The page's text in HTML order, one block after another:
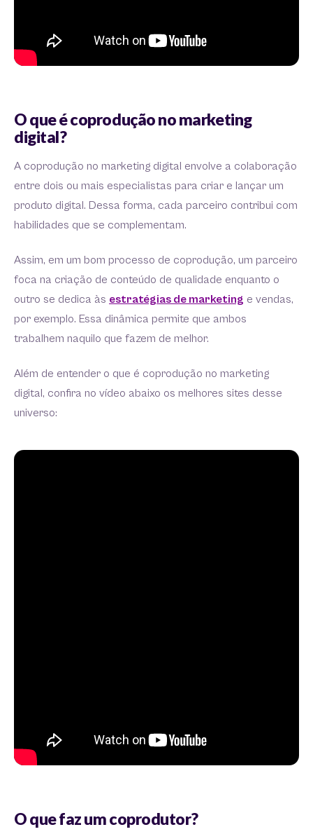
O que é coprodução no marketing
digital?
A coprodução no marketing digital envolve a colaboração
entre dois ou mais especialistas para criar e lançar um
produto digital. Dessa forma, cada parceiro contribui com
habilidades que se complementam.
Assim, em um bom processo de coprodução, um parceiro
foca na criação de conteúdo de qualidade enquanto o
outro se dedica às estratégias de marketing e vendas,
por exemplo. Essa dinâmica permite que ambos
trabalhem naquilo que fazem de melhor.
Além de entender o que é coprodução no marketing
digital, confira no vídeo abaixo os melhores sites desse
universo:
O que faz um coprodutor?